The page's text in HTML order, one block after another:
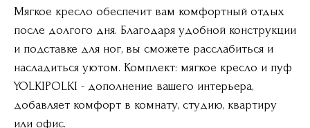
Мягкое кресло обеспечит вам комфортный отдых
после долгого дня. Благодаря удобной конструкции
и подставке для ног, вы сможете расслабиться и
насладиться уютом. Комплект: мягкое кресло и пуф
YOLKIPOLKI - дополнение вашего интерьера,
добавляет комфорт в комнату, студию, квартиру
или офис.